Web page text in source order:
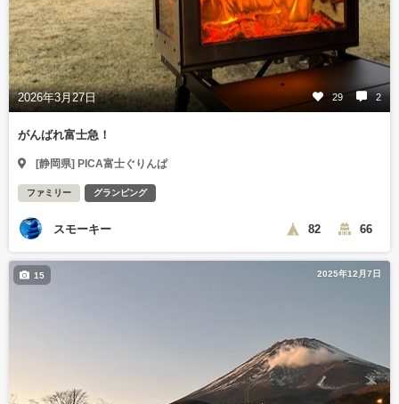
2026年3月27日 29 2
がんばれ富士急！
[静岡県] PICA富士ぐりんぱ
ファミリー グランピング
スモーキー 82 66
2025年12月7日
15